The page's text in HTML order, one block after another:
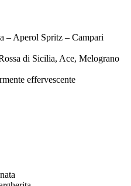
– Aperol Spritz – Campari
di Sicilia, Ace, Melograno
effervescente